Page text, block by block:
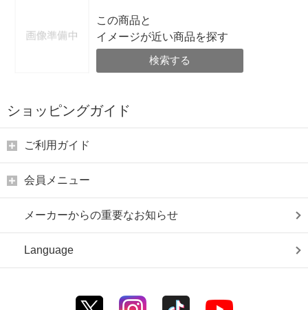
この商品と
イメージが近い商品を探す
検索する
ショッピングガイド
ご利用ガイド
会員メニュー
メーカーからの重要なお知らせ
Language